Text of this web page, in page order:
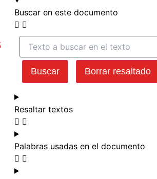
Buscar en este documento
Buscar Borrar resaltado
Resaltar textos
Palabras usadas en el documento